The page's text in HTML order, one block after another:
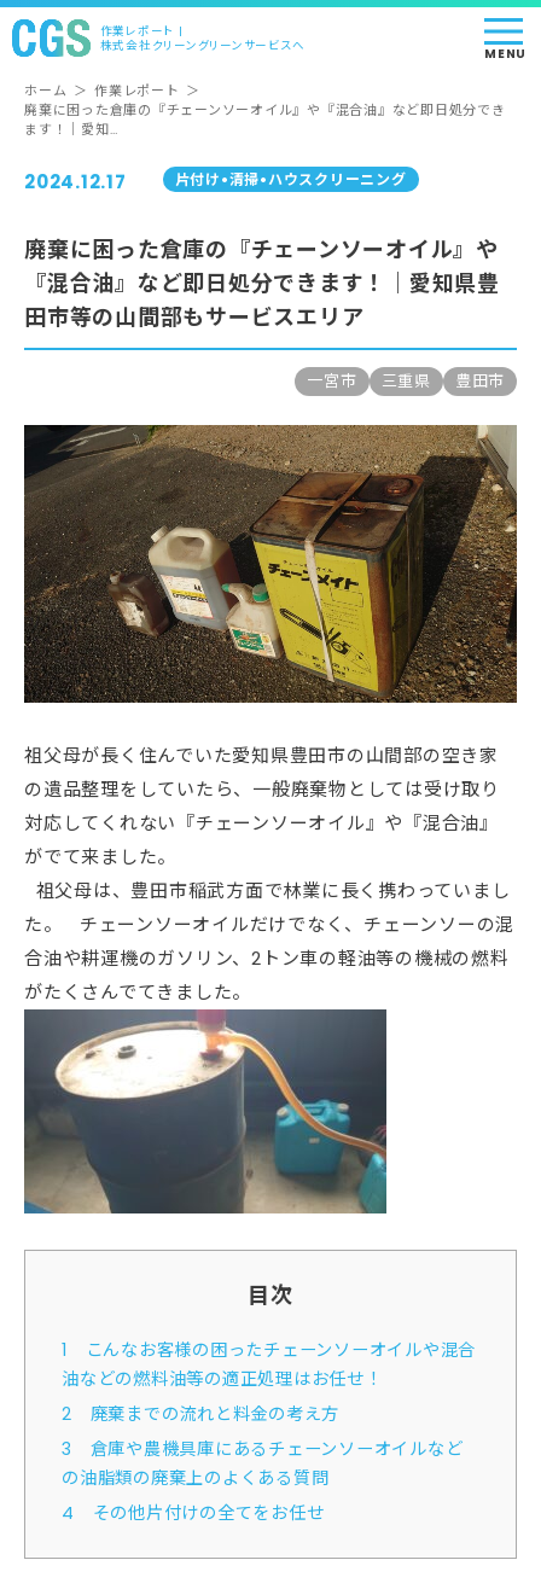
作業レポート |
株式会社クリーングリーンサービスへ
MENU
ホーム ＞ 作業レポート ＞
廃棄に困った倉庫の『チェーンソーオイル』や『混合油』など即日処分でき
ます！｜愛知…
2024.12.17 ⽚付け•清掃•ハウスクリーニング
廃棄に困った倉庫の『チェーンソーオイル』や
『混合油』など即日処分できます！｜愛知県豊
田市等の山間部もサービスエリア
一宮市 三重県 豊田市
祖父母が長く住んでいた愛知県豊田市の山間部の空き家
の遺品整理をしていたら、一般廃棄物としては受け取り
対応してくれない『チェーンソーオイル』や『混合油』
がでて来ました。
祖父母は、豊田市稲武方面で林業に長く携わっていまし
た。 チェーンソーオイルだけでなく、チェーンソーの混
合油や耕運機のガソリン、2トン車の軽油等の機械の燃料
がたくさんでてきました。
目次
1
こんなお客様の困ったチェーンソーオイルや混合
油などの燃料油等の適正処理はお任せ！
2
廃棄までの流れと料金の考え方
3
倉庫や農機具庫にあるチェーンソーオイルなど
の油脂類の廃棄上のよくある質問
4
その他片付けの全てをお任せ